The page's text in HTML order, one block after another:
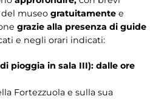
del museo gratuitamente e
grazie alla presenza di guide
e negli orari indicati:
pioggia in sala III): dalle ore
Fortezzuola e sulla sua